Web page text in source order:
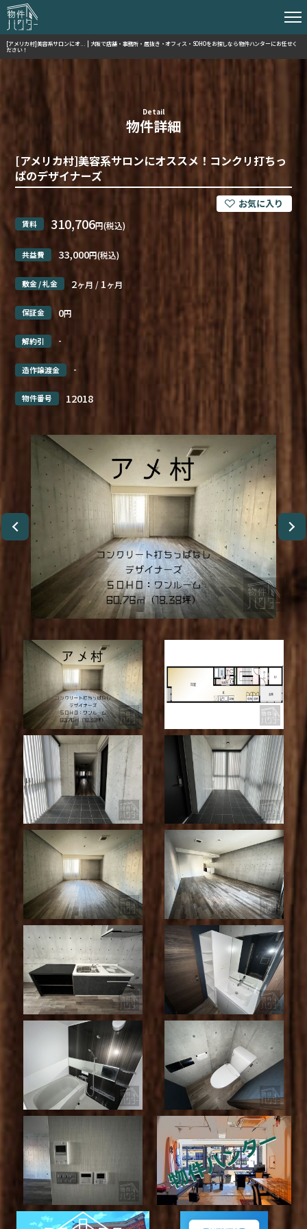
[アメリカ村]美容系サロンにオ... | 大阪で店舗・事務所・居抜き・オフィス・SOHOをお探しなら物件ハンターにお任せく
ださい！
Detail
物件詳細
[アメリカ村]美容系サロンにオススメ！コンクリ打ちっ
ぱのデザイナーズ
賃料 310,706円(税込)
共益費 33,000円(税込)
敷金 / 礼金 2ヶ月 / 1ヶ月
保証金 0円
解約引 -
造作譲渡金 -
物件番号 12018